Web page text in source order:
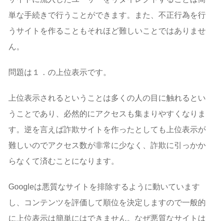
単な手続きで行うことができます。また、不正行為を行
うサイトを作ることもそれほど難しいことではありませ
ん。
問題は１．の上位表示です。
上位表示されるということは多くの人の目に触れるとい
うことであり、必然的にアクセスも集まりやすくなりま
す。逆を言えば詐欺サイトを作ったとしても上位表示が
難しいのでアクセス数が非常に少なく、詐欺に引っかか
らなくて済むことになります。
Googleは悪質なサイトを排除するように動いています
し、コンテンツを評価して順位を決定しますので一般的
に上位表示は簡単にはできません。なぜ悪質なサイトは